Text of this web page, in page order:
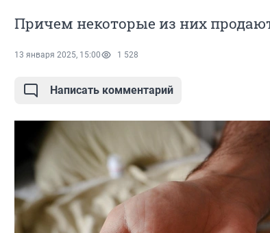
Причем некоторые из них
13 января 2025, 15:00 1 528
Написать комментарий